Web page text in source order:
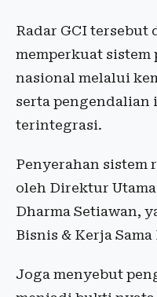
Radar GCI
memperkuat sistem
nasional melalui
serta pengendalian
terintegrasi.
Penyerahan sistem
oleh Direktur
Dharma Setiawan,
Bisnis & Kerja
Joga menyebut